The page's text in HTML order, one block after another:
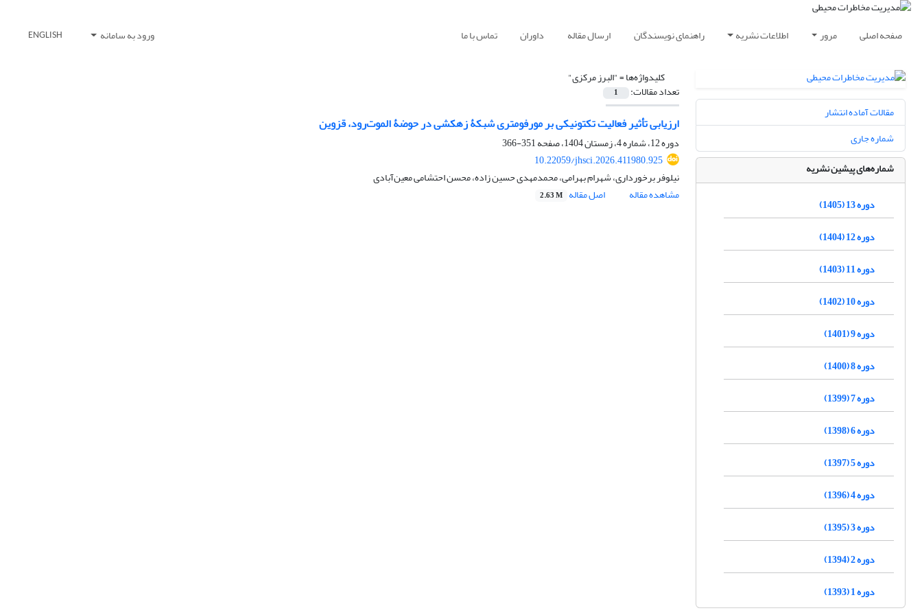
صفحه اصلی مرور اطلاعات نشریه راهنمای نویسندگان ارسال مقاله داوران تماس با ما ورود به سامانه ENGLISH
کلیدواژه‌ها ="البرز مرکزی"
تعداد مقالات: 1
ارزیابی تأثیر فعالیت تکتونیکی بر مورفومتری شبکۀ زهکشی در حوضۀ الموت‌رود، قزوین
دوره 12، شماره 4، زمستان 1404، صفحه
351-366
10.22059/jhsci.2026.411980.925
نیلوفر برخورداری، شهرام بهرامی، محمدمهدی حسین زاده، محسن احتشامی معین‌آبادی
مشاهده مقاله
اصل مقاله 2.63 M
مقالات آماده انتشار
شماره جاری
شماره‌های پیشین نشریه
دوره 13 (1405)
دوره 12 (1404)
دوره 11 (1403)
دوره 10 (1402)
دوره 9 (1401)
دوره 8 (1400)
دوره 7 (1399)
دوره 6 (1398)
دوره 5 (1397)
دوره 4 (1396)
دوره 3 (1395)
دوره 2 (1394)
دوره 1 (1393)